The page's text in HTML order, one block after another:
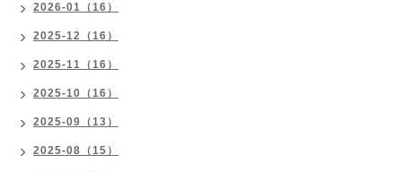
2026-01（16）
2025-12（16）
2025-11（16）
2025-10（16）
2025-09（13）
2025-08（15）